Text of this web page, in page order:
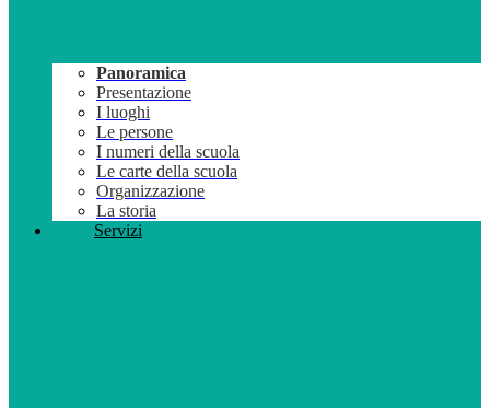
Panoramica
Presentazione
I luoghi
Le persone
I numeri della scuola
Le carte della scuola
Organizzazione
La storia
Servizi